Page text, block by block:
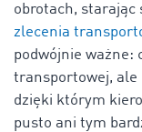
obrotach, starając
zlecenia
podwójnie ważne:
transportowej, ale
dzięki którym
pusto ani tym